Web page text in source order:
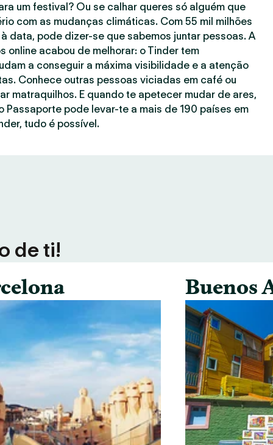
um festival? Ou se calhar queres só alguém que
com as mudanças climáticas. Com 55 mil milhões
data, pode dizer-se que sabemos juntar pessoas. A
online acabou de melhorar: o Tinder tem
a conseguir a máxima visibilidade e a atenção
Conhece outras pessoas viciadas em café ou
matraquilhos. E quando te apetecer mudar de ares,
Passaporte pode levar-te a mais de 190 países em
tudo é possível.
de ti!
Buenos